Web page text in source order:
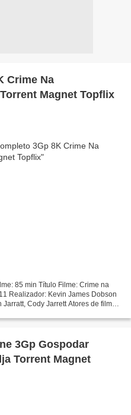
Crime Na
Magnet Topflix
85 min Título Filme: Crime na
Realizador: Kevin James Dobson
Cody Jarrett Atores de filmes:
3Gp Gospodar
Torrent Magnet